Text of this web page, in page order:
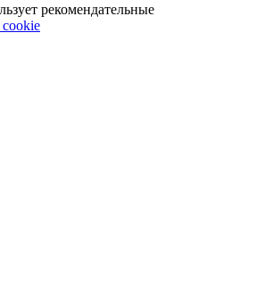
рекомендательные